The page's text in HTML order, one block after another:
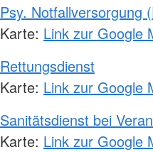
Psy. Notfallversorgung
Karte: Link zur Google
Rettungsdienst
Karte: Link zur Google
Sanitätsdienst bei
Karte: Link zur Google